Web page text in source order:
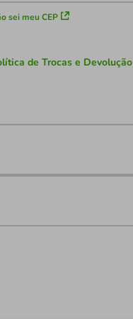
sei meu CEP
de Trocas e Devolução